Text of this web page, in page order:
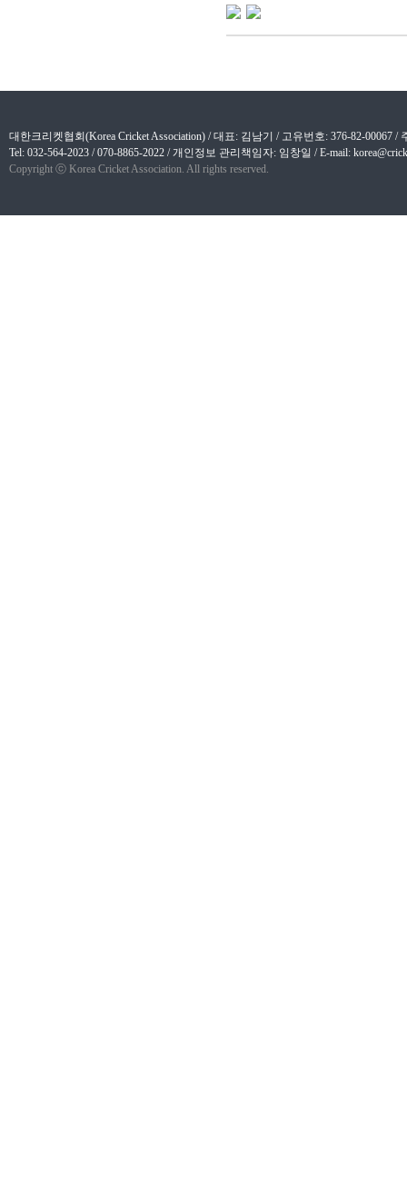
대한크리켓협회(Korea Cricket Association) / 대표: 김남기 / 고유번호: 376-82-00067
Tel: 032-564-2023 / 070-8865-2022 / 개인정보 관리책임자: 임창일 / E-mail:
Copyright ⓒ Korea Cricket Association. All rights reserved.